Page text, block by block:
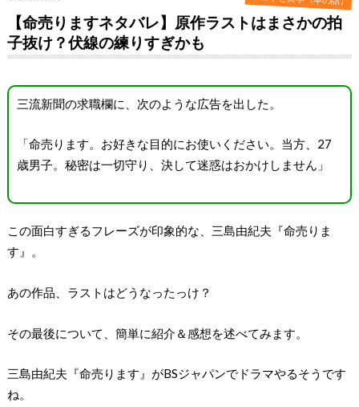
【命売りますネタバレ】原作ラストはまさかの拍
子抜け？伏線の練りすぎかも
三流新聞の求職欄に、次のような広告を出した。
「命売ります。お好きな目的にお使いください。当方、27
歳男子。秘密は一切守り、決して迷惑はおかけしません」
この面白すぎるフレーズが印象的な、三島由紀夫『命売りま
す』。
あの作品、ラストはどうなったっけ？
その最後について、簡単に紹介＆感想を述べてみます。
三島由紀夫『命売ります』がBSジャパンでドラマやるそうです
ね。